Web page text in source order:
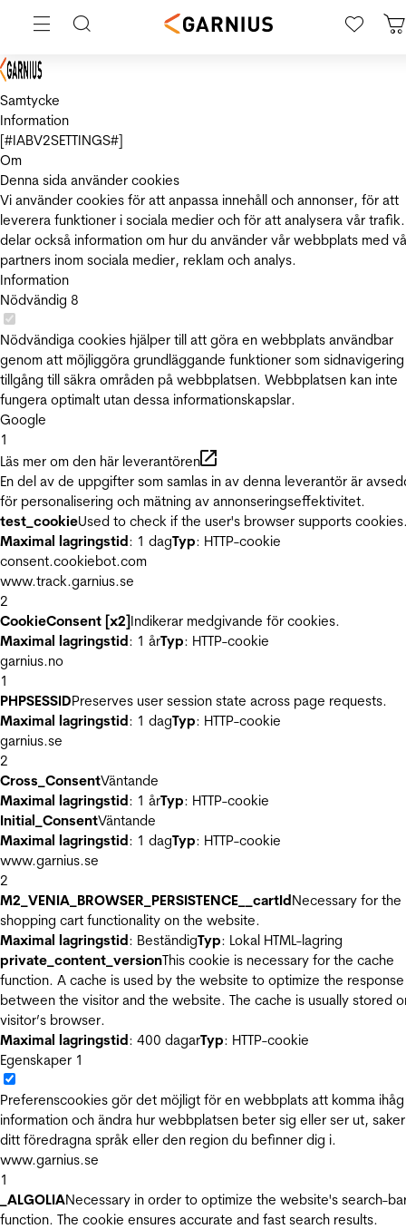
Samtycke
Information
[#IABV2SETTINGS#]
Om
Denna sida använder cookies
Vi använder cookies för att anpassa innehåll och annonser, för att
leverera funktioner i sociala medier och för att analysera vår
delar också information om hur du använder vår webbplats med
partners inom sociala medier, reklam och analys.
Information
Nödvändig 8
Nödvändiga cookies hjälper till att göra en webbplats användbar
genom att möjliggöra grundläggande funktioner som
tillgång till säkra områden på webbplatsen. Webbplatsen kan inte
fungera optimalt utan dessa informationskapslar.
Google
1
Läs mer om den här leverantören
En del av de uppgifter som samlas in av denna leverantör är
för personalisering och mätning av annonseringseffektivitet.
test_cookieUsed to check if the user's browser supports
Maximal lagringstid: 1 dagTyp: HTTP-cookie
consent.cookiebot.com
www.track.garnius.se
2
CookieConsent [x2]Indikerar medgivande för cookies.
Maximal lagringstid: 1 årTyp: HTTP-cookie
garnius.no
1
PHPSESSIDPreserves user session state across page requests.
Maximal lagringstid: 1 dagTyp: HTTP-cookie
garnius.se
2
Cross_ConsentVäntande
Maximal lagringstid: 1 årTyp: HTTP-cookie
Initial_ConsentVäntande
Maximal lagringstid: 1 dagTyp: HTTP-cookie
www.garnius.se
2
M2_VENIA_BROWSER_PERSISTENCE__cartIdNecessary for the
shopping cart functionality on the website.
Maximal lagringstid: BeständigTyp: Lokal HTML-lagring
private_content_versionThis cookie is necessary for the cache
function. A cache is used by the website to optimize the
between the visitor and the website. The cache is usually stored
visitor’s browser.
Maximal lagringstid: 400 dagarTyp: HTTP-cookie
Egenskaper 1
Preferenscookies gör det möjligt för en webbplats att komma ihåg
information och ändra hur webbplatsen beter sig eller ser ut,
ditt föredragna språk eller den region du befinner dig i.
www.garnius.se
1
_ALGOLIANecessary in order to optimize the website's search-
function. The cookie ensures accurate and fast search results.